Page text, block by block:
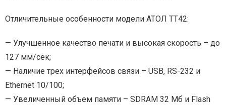
Отличительные особенности модели АТОЛ ТТ42:
— Улучшенное качество печати и высокая скорость – до
127 мм/сек;
— Наличие трех интерфейсов связи – USB, RS-232 и
Ethernet 10/100;
— Увеличенный объем памяти – SDRAM 32 Мб и Flash